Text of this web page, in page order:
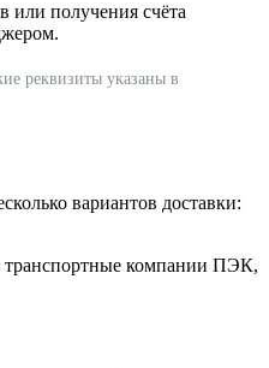
или получения счёта
реквизиты указаны в
вариантов доставки:
транспортные компании ПЭК,